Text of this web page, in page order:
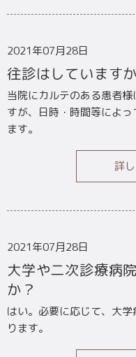
2021年07月28日
往診はしています
当院にカルテのある患者
すが、日時・時間等によ
ます。
詳
2021年07月28日
大学や二次診療病
か？
はい。必要に応じて、大
ります。